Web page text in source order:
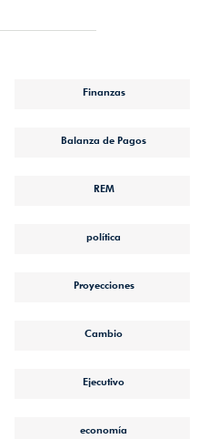
Finanzas
Balanza de Pagos
REM
política
Proyecciones
Cambio
Ejecutivo
economía